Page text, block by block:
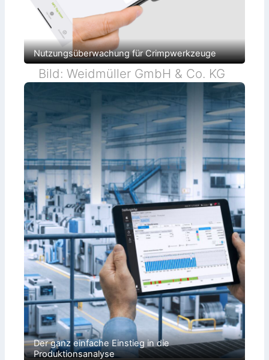
Nutzungsüberwachung für Crimpwerkzeuge
Bild: Weidmüller GmbH & Co. KG
Der ganz einfache Einstieg in die
Produktionsanalyse